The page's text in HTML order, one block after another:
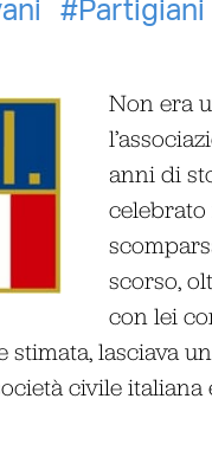
Partigiani
Non era
anni di
celebrato
scorso,
con lei
stimata, lasciava
civile italiana